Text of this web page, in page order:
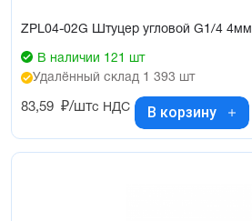
ZPL04-02G Штуцер угловой G1/4 4мм
В наличии 121 шт
Удалённый склад 1 393 шт
83,59 ₽/штс НДС В корзину